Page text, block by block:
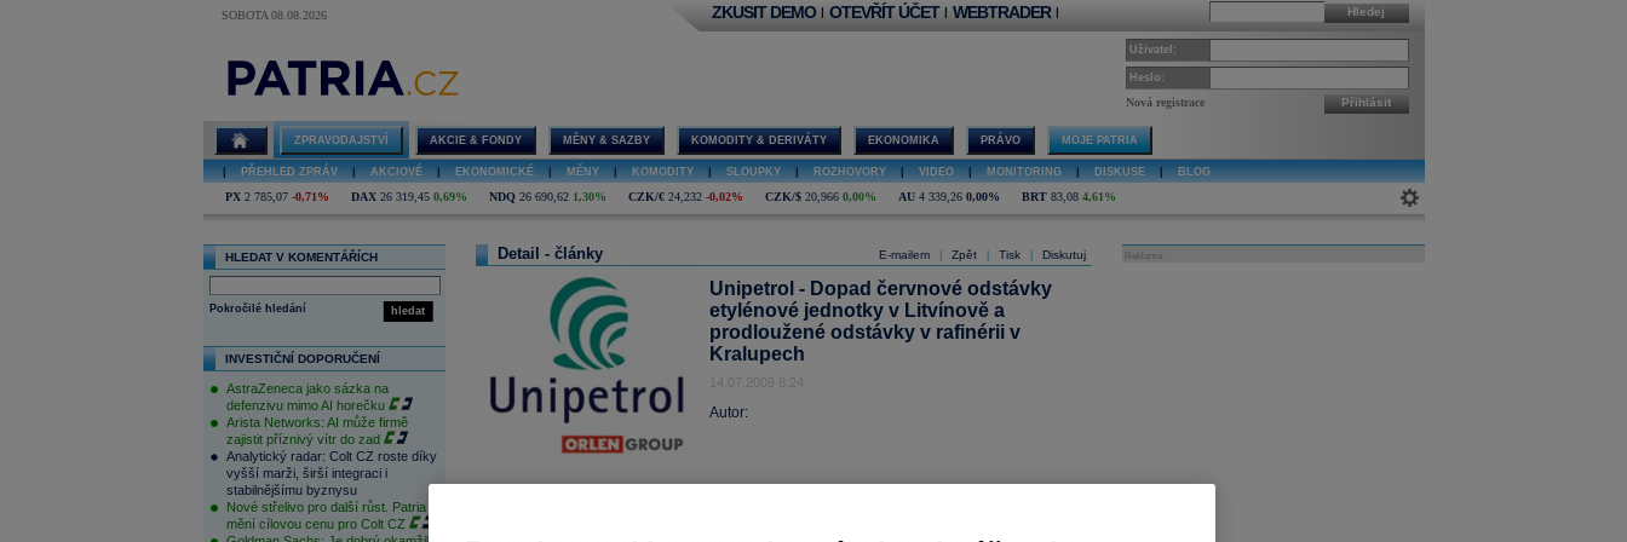
SOBOTA 08.08.2026 Hledej
ZKUSIT DEMO | OTEVŘÍT ÚČET | WEBTRADER |
Uživatel:
Heslo:
Nová registrace Přihlásit
ZPRAVODAJSTVÍ AKCIE & FONDY MĚNY & SAZBY KOMODITY & DERIVÁTY EKONOMIKA PRÁVO MOJE PATRIA
PŘEHLED ZPRÁV AKCIOVÉ EKONOMICKÉ MĚNY KOMODITY SLOUPKY ROZHOVORY VIDEO MONITORING DISKUSE BLOG
PX 2 785,07 -0,71% DAX 26 319,45 0,69% NDQ 26 690,62 1,30% CZK/€ 24,232 -0,02% CZK/$ 20,966 0,00% AU 4 339,26 0,00% BRT 83,08 4,61%
HLEDAT V KOMENTÁŘÍCH
hledat
Pokročilé hledání
INVESTIČNÍ DOPORUČENÍ
AstraZeneca jako sázka na
defenzivu mimo AI horečku
Arista Networks: AI může firmě
zajistit příznivý vítr do zad
Analytický radar: Colt CZ roste díky
vyšší marži, širší integraci i
stabilnějšímu byznysu
Nové střelivo pro další růst. Patria
mění cílovou cenu pro Colt CZ
E-mailem Zpět Tisk Diskutuj
Detail - články
Unipetrol - Dopad červnové odstávky
etylénové jednotky v Litvínově a
prodloužené odstávky v rafinérii v
Kralupech
14.07.2009 8:24
Autor:
Reklama